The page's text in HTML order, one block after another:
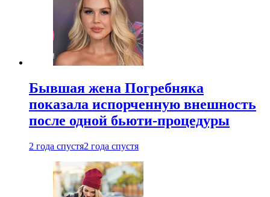
Бывшая жена Погребняка
показала испорченную внешность
после одной бьюти-процедуры
2 года спустя2 года спустя